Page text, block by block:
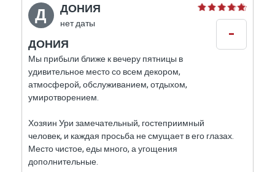
Д ДОНИЯ
нет даты
ДОНИЯ
Мы прибыли ближе к вечеру пятницы в
удивительное место со всем декором,
атмосферой, обслуживанием, отдыхом,
умиротворением.
Хозяин Ури замечательный, гостеприимный
человек, и каждая просьба не смущает в его глазах.
Место чистое, еды много, а угощения
дополнительные.
-